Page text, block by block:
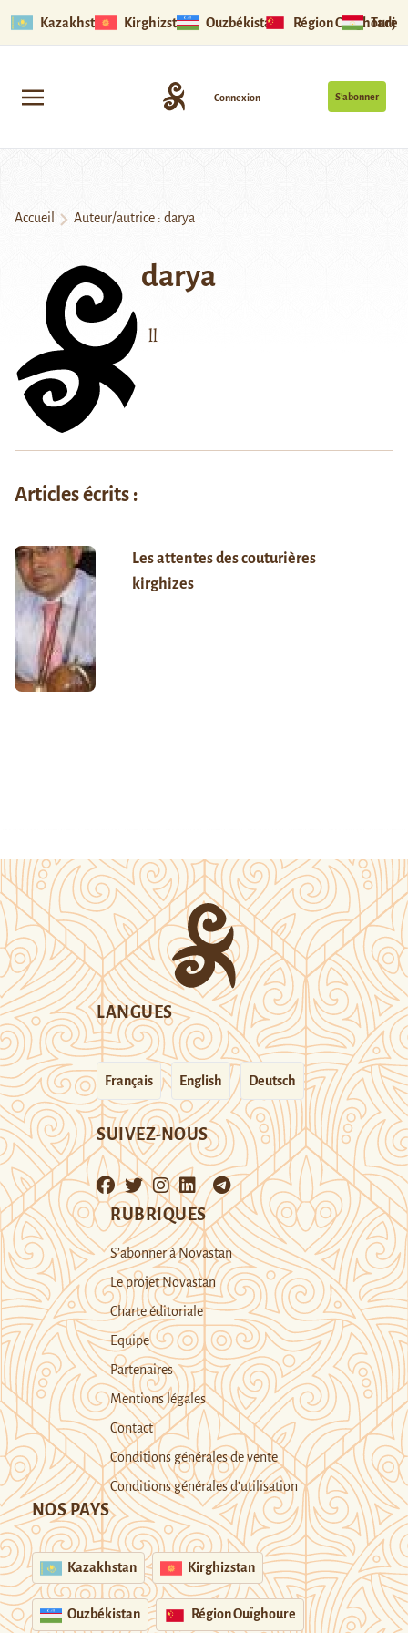
Kazakhstan Kirghizstan Ouzbékistan Région Ouïghoure
S’abonner
Connexion
Accueil Auteur/autrice : darya
darya
ll
Articles écrits :
Les attentes des couturières
kirghizes
LANGUES
Français English Deutsch
SUIVEZ-NOUS
RUBRIQUES
S’abonner à Novastan
Le projet Novastan
Charte éditoriale
Equipe
Partenaires
Mentions légales
Contact
Conditions générales de vente
Conditions générales d’utilisation
NOS PAYS
Kazakhstan Kirghizstan
Ouzbékistan Région Ouïghoure